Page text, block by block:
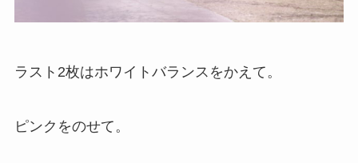
ラスト2枚はホワイトバランスをかえて。
ピンクをのせて。